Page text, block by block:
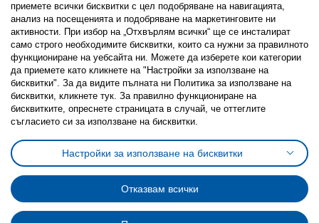
Последвайте ни:
FacebookTwitterYoutubePinterestInstagram
Политика за използване на бисквитки (Cookies)
Избор на настройки за използване на бисквитки
Условия за ползване на ikea.bgОбща политика за личните данни
Политика за защита на личните данни на ikea.bg
Общи условия на програма IKEA Family
Политика за защита на лични данни на програма IKEA Family
приемете всички бисквитки с цел подобряване на навигацията,
анализ на посещенията и подобряване на маркетинговите ни
активности. При избор на „Отхвърлям всички“ ще се инсталират
само строго необходимитe бисквитки, които са нужни за правилното
функциониране на уебсайта ни. Можете да изберете кои категории
да приемете като кликнете на "Настройки за използване на
бисквитки". За да видите пълната ни Политика за използване на
бисквитки, кликнете тук. За правилно функциониране на
бисквитките, опреснете страницата в случай, че оттеглите
съгласието си за използване на бисквитки.
Настройки за използване на бисквитки
Отказвам всички